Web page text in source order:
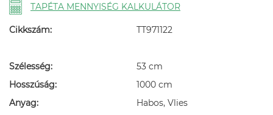
TAPÉTA MENNYISÉG KALKULÁTOR
Cikkszám: TT971122
Szélesség:
53 cm
Hosszúság:
1000 cm
Anyag:
Habos, Vlies